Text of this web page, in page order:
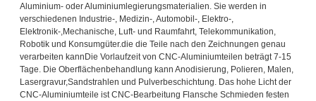
Aluminium- oder Aluminiumlegierungsmaterialien. Sie werden in
verschiedenen Industrie-, Medizin-, Automobil-, Elektro-,
Elektronik-,Mechanische, Luft- und Raumfahrt, Telekommunikation,
Robotik und Konsumgüter.die die Teile nach den Zeichnungen genau
verarbeiten kannDie Vorlaufzeit von CNC-Aluminiumteilen beträgt 7-15
Tage. Die Oberflächenbehandlung kann Anodisierung, Polieren, Malen,
Lasergravur,Sandstrahlen und Pulverbeschichtung. Das hohe Licht der
CNC-Aluminiumteile ist CNC-Bearbeitung Flansche Schmieden festen